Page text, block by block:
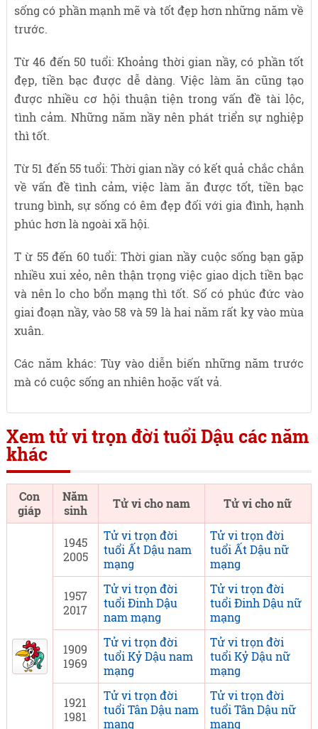
sống có phần mạnh mẽ và tốt đẹp hơn những năm về
trước.
Từ 46 đến 50 tuổi: Khoảng thời gian nầy, có phần tốt
đẹp, tiền bạc được dễ dàng. Việc làm ăn cũng tạo
được nhiều cơ hội thuận tiện trong vấn đề tài lộc,
tình cảm. Những năm nầy nên phát triển sự nghiệp
thì tốt.
Từ 51 đến 55 tuổi: Thời gian nầy có kết quả chắc chắn
về vấn đề tình cảm, việc làm ăn được tốt, tiền bạc
trung bình, sự sống có êm đẹp đối với gia đình, hạnh
phúc hơn là ngoài xã hội.
T ừ 55 đến 60 tuổi: Thời gian nầy cuộc sống bạn gặp
nhiều xui xẻo, nên thận trọng việc giao dịch tiền bạc
và nên lo cho bổn mạng thì tốt. Số có phúc đức vào
giai đoạn nầy, vào 58 và 59 là hai năm rất kỵ vào mùa
xuân.
Các năm khác: Tùy vào diễn biến những năm trước
mà có cuộc sống an nhiên hoặc vất vả.
Xem tử vi trọn đời tuổi Dậu các năm
khác
Con
giáp
Năm
sinh
Tử vi cho nam Tử vi cho nữ
1945
2005
Tử vi trọn đời
tuổi Ất Dậu nam
mạng
Tử vi trọn đời
tuổi Ất Dậu nữ
mạng
1957
2017
Tử vi trọn đời
tuổi Đinh Dậu
nam mạng
Tử vi trọn đời
tuổi Đinh Dậu nữ
mạng
1909
1969
Tử vi trọn đời
tuổi Kỷ Dậu nam
mạng
Tử vi trọn đời
tuổi Kỷ Dậu nữ
mạng
1921
1981
Tử vi trọn đời
tuổi Tân Dậu nam
mạng
Tử vi trọn đời
tuổi Tân Dậu nữ
mạng